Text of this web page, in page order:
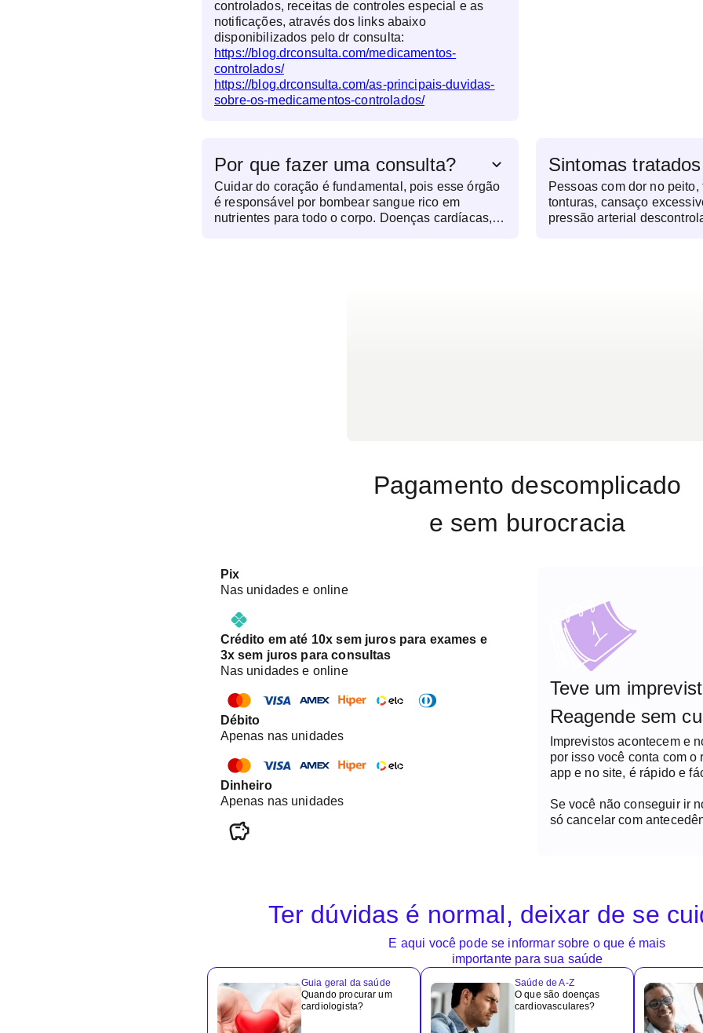
controlados, receitas de controles especial e as
notificações, através dos links abaixo
disponibilizados pelo dr consulta:
https://blog.drconsulta.com/medicamentos-
controlados/
https://blog.drconsulta.com/as-principais-duvidas-
sobre-os-medicamentos-controlados/
Por que fazer uma consulta?
Cuidar do coração é fundamental, pois esse órgão
é responsável por bombear sangue rico em
nutrientes para todo o corpo. Doenças cardíacas,
Sintomas tratados
Pessoas com dor no
tonturas, cansaço
pressão arterial
Pagamento descomplicado
e sem burocracia
Pix
Nas unidades e online
Crédito em até 10x sem juros para exames e
3x sem juros para consultas
Nas unidades e online
Débito
Apenas nas unidades
Dinheiro
Apenas nas unidades
Teve um
Reagende sem
Imprevistos acontecem e
por isso você conta com o
app e no site, é rápido e
Se você não conseguir ir
só cancelar com
Ter dúvidas é normal, deixar de se
E aqui você pode se informar sobre o que é mais
importante para sua saúde
Guia geral da saúde
Quando procurar um
cardiologista?
Saúde de A-Z
O que são doenças
cardiovasculares?